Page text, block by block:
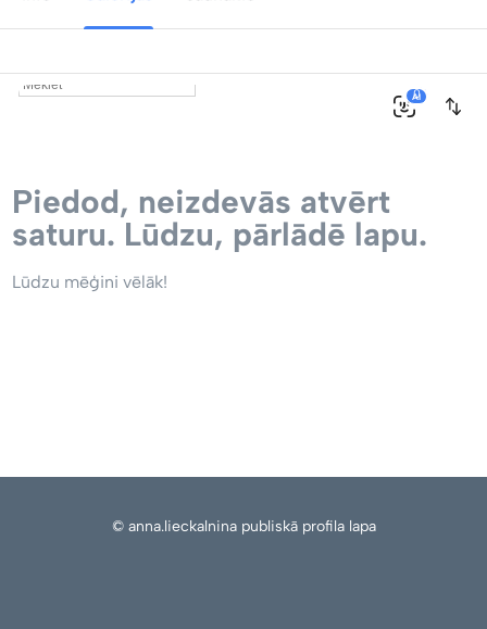
0
AI
Piedod, neizdevās atvērt
saturu. Lūdzu, pārlādē lapu.
Lūdzu mēģini vēlāk!
© anna.lieckalnina publiskā profila lapa